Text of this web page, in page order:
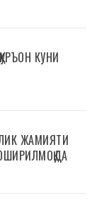
КУНИ
ЖАМИЯТИ